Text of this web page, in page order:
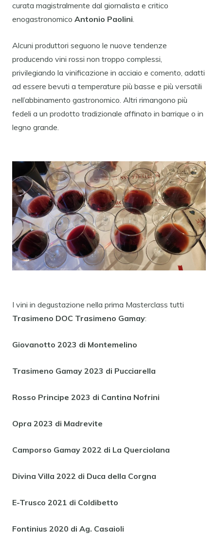
curata magistralmente dal giornalista e critico
enogastronomico Antonio Paolini
Alcuni produttori seguono le nuove tendenze
producendo vini rossi non troppo complessi,
privilegiando la vinificazione in acciaio e comento, adatti
ad essere bevuti a temperature più basse e più versatili
nell’abbinamento gastronomico. Altri rimangono più
fedeli a un prodotto tradizionale affinato in barrique o in
legno grande.
I vini in degustazione nella prima Masterclass tutti
Trasimeno DOC Trasimeno Gamay:
Giovanotto 2023 di Montemelino
Trasimeno Gamay 2023 di Pucciarella
Rosso Principe 2023 di Cantina Nofrini
Opra 2023 di Madrevite
Camporso Gamay 2022 di La Querciolana
Divina Villa 2022 di Duca della Corgna
E-Trusco 2021 di Coldibetto
Fontinius 2020 di Ag. Casaioli